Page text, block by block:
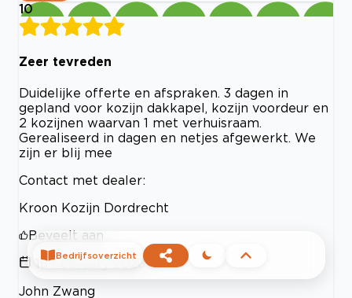
10
Zeer tevreden
Duidelijke offerte en afspraken. 3 dagen in
gepland voor kozijn dakkapel, kozijn voordeur en
2 kozijnen waarvan 1 met verhuisraam.
Gerealiseerd in dagen en netjes afgewerkt. We
zijn er blij mee
Contact met dealer:
Kroon Kozijn Dordrecht
Beveelt aan
18 February 2026
John Zwang
Bedrijfsoverzicht